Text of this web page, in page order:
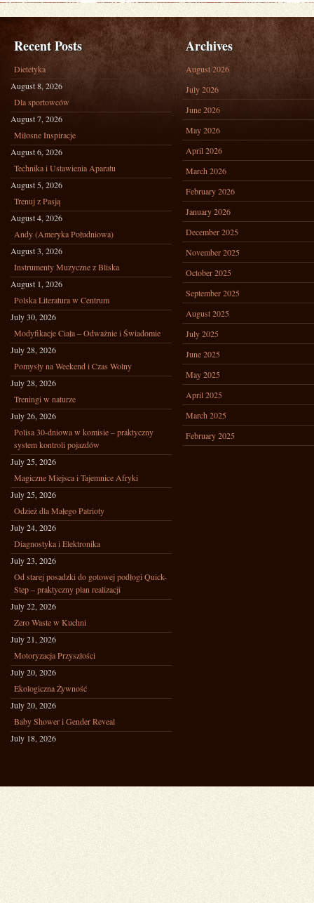
Recent Posts
Dietetyka
August 8, 2026
Dla sportowców
August 7, 2026
Miłosne Inspiracje
August 6, 2026
Technika i Ustawienia Aparatu
August 5, 2026
Trenuj z Pasją
August 4, 2026
Andy (Ameryka Południowa)
August 3, 2026
Instrumenty Muzyczne z Bliska
August 1, 2026
Polska Literatura w Centrum
July 30, 2026
Modyfikacje Ciała – Odważnie i Świadomie
July 28, 2026
Pomysły na Weekend i Czas Wolny
July 28, 2026
Treningi w naturze
July 26, 2026
Polisa 30-dniowa w komisie – praktyczny
system kontroli pojazdów
July 25, 2026
Magiczne Miejsca i Tajemnice Afryki
July 25, 2026
Odzież dla Małego Patrioty
July 24, 2026
Diagnostyka i Elektronika
July 23, 2026
Od starej posadzki do gotowej podłogi Quick-
Step – praktyczny plan realizacji
July 22, 2026
Zero Waste w Kuchni
July 21, 2026
Motoryzacja Przyszłości
July 20, 2026
Ekologiczna Żywność
July 20, 2026
Baby Shower i Gender Reveal
July 18, 2026
Archives
August 2026
July 2026
June 2026
May 2026
April 2026
March 2026
February 2026
January 2026
December 2025
November 2025
October 2025
September 2025
August 2025
July 2025
June 2025
May 2025
April 2025
March 2025
February 2025